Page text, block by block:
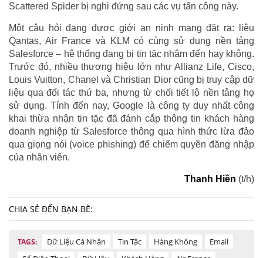
Scattered Spider bị nghi đứng sau các vụ tấn công này.
Một câu hỏi đang được giới an ninh mạng đặt ra: liệu
Qantas, Air France và KLM có cùng sử dụng nền tảng
Salesforce – hệ thống đang bị tin tặc nhắm đến hay không.
Trước đó, nhiều thương hiệu lớn như Allianz Life, Cisco,
Louis Vuitton, Chanel và Christian Dior cũng bị truy cập dữ
liệu qua đối tác thứ ba, nhưng từ chối tiết lộ nền tảng họ
sử dụng. Tính đến nay, Google là công ty duy nhất công
khai thừa nhận tin tặc đã đánh cắp thông tin khách hàng
doanh nghiệp từ Salesforce thông qua hình thức lừa đảo
qua giọng nói (voice phishing) để chiếm quyền đăng nhập
của nhân viên.
Thanh Hiền (t/h)
CHIA SẺ ĐẾN BẠN BÈ:
TAGS: Dữ Liệu Cá Nhân Tin Tặc Hàng Không
Email